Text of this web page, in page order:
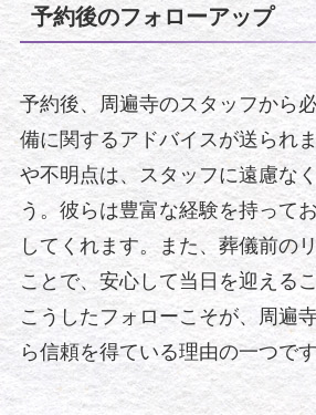
予約後のフォローアップ
予約後、周遍寺のスタッフから
備に関するアドバイスが送られ
や不明点は、スタッフに遠慮な
う。彼らは豊富な経験を持って
してくれます。また、葬儀前の
ことで、安心して当日を迎える
こうしたフォローこそが、周遍
ら信頼を得ている理由の一つで